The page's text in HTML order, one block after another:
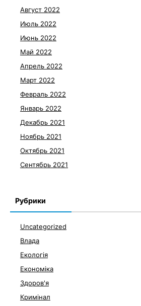
Август 2022
Июль 2022
Июнь 2022
Май 2022
Апрель 2022
Март 2022
Февраль 2022
Январь 2022
Декабрь 2021
Ноябрь 2021
Октябрь 2021
Сентябрь 2021
Рубрики
Uncategorized
Влада
Екологія
Економіка
Здоров'я
Кримінал